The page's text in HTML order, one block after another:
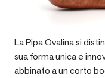
La Pipa Ovalina si
sua forma unica e
abbinato a un corto